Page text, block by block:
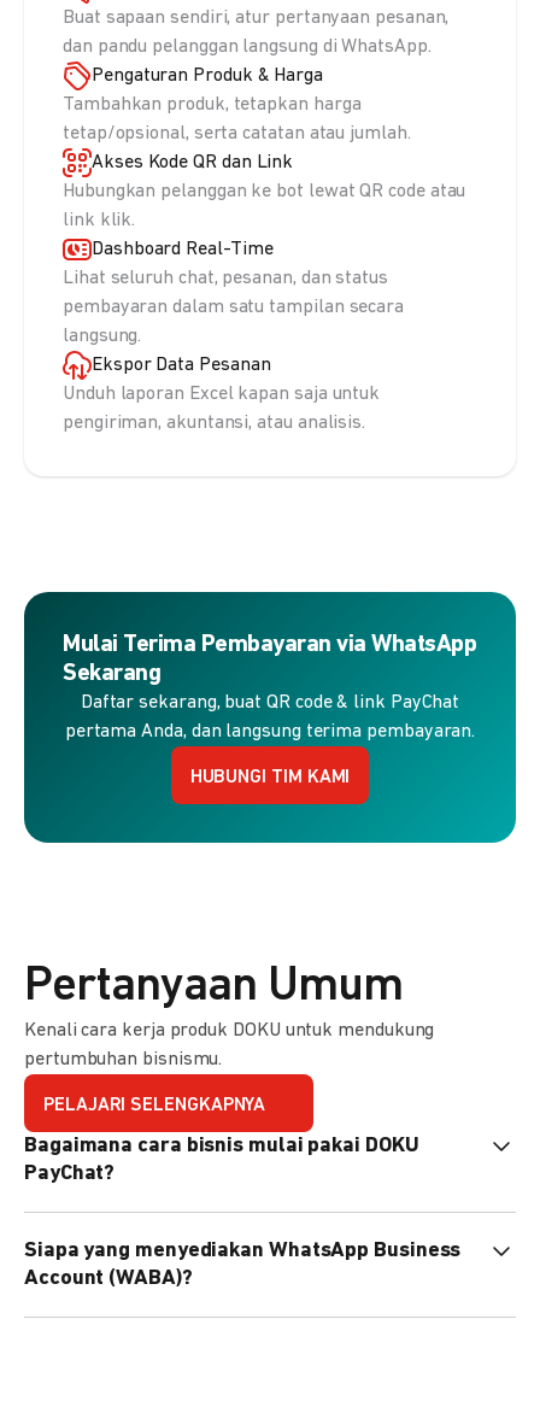
Buat sapaan sendiri, atur pertanyaan pesanan,
dan pandu pelanggan langsung di WhatsApp.
Pengaturan Produk & Harga
Tambahkan produk, tetapkan harga
tetap/opsional, serta catatan atau jumlah.
Akses Kode QR dan Link
Hubungkan pelanggan ke bot lewat QR code atau
link klik.
Dashboard Real-Time
Lihat seluruh chat, pesanan, dan status
pembayaran dalam satu tampilan secara
langsung.
Ekspor Data Pesanan
Unduh laporan Excel kapan saja untuk
pengiriman, akuntansi, atau analisis.
Mulai Terima Pembayaran via WhatsApp
Sekarang
Daftar sekarang, buat QR code & link PayChat
pertama Anda, dan langsung terima pembayaran.
HUBUNGI TIM KAMI
Pertanyaan Umum
Kenali cara kerja produk DOKU untuk mendukung
pertumbuhan bisnismu.
PELAJARI SELENGKAPNYA
Bagaimana cara bisnis mulai pakai DOKU
PayChat?
nanti tim kami bantu setup. Bisa juga pakai nomor
WhatsApp bisnis yang sudah dimiliki sendiri, atau dari
DOKU yang buatkan WhatsApp Bisnis terverifikasi juga
Siapa yang menyediakan WhatsApp Business
Account (WABA)?